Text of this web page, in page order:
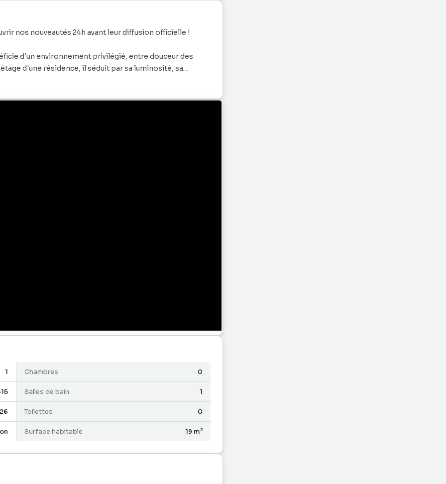
nos nouveautés 24h avant leur diffusion officielle !
d'un environnement privilégié, entre douceur des
d'une résidence, il séduit par sa luminosité, sa
exposé sont disponibles sur le site Géorisques
1 Chambres 0
Salles de bain 1
Toilettes 0
Surface habitable 19 m²